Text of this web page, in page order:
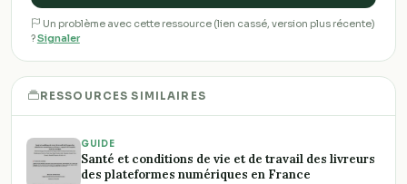
Un problème avec cette ressource (lien cassé, version plus récente)
?Signaler
RESSOURCES SIMILAIRES
GUIDE
Santé et conditions de vie et de travail des livreurs
des plateformes numériques en France